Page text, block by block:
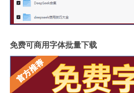
免费可商用字体批量下载